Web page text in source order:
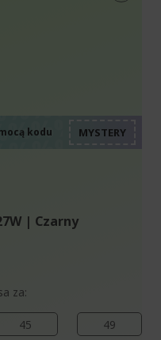
kodu
| Czarny
za:
45 48